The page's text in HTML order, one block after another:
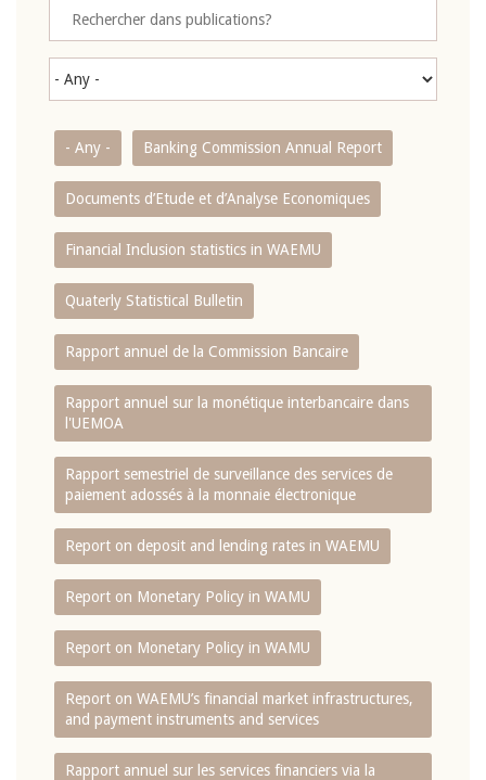
- Any - Banking Commission Annual Report
Documents d’Etude et d’Analyse Economiques
Financial Inclusion statistics in WAEMU
Quaterly Statistical Bulletin
Rapport annuel de la Commission Bancaire
Rapport annuel sur la monétique interbancaire dans
l'UEMOA
Rapport semestriel de surveillance des services de
paiement adossés à la monnaie électronique
Report on deposit and lending rates in WAEMU
Report on Monetary Policy in WAMU
Report on Monetary Policy in WAMU
Report on WAEMU’s financial market infrastructures,
and payment instruments and services
Rapport annuel sur les services financiers via la